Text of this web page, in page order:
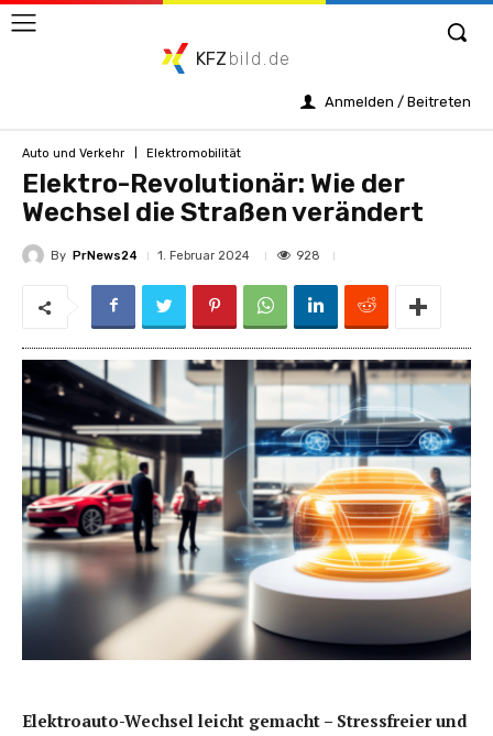
KFZ bild.de
Anmelden / Beitreten
Auto und Verkehr Elektromobilität
Elektro-Revolutionär: Wie der
Wechsel die Straßen verändert
By PrNews24 1. Februar 2024 928
Elektroauto-Wechsel leicht gemacht – Stressfreier und